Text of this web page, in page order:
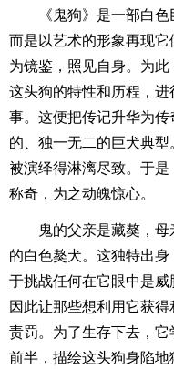
《鬼狗》是一部白
而是以艺术的形象再现
为镜鉴，照见自身。为
这头狗的特性和历程，
事。这便把传记升华为
的、独一无二的巨犬典
被演绎得淋漓尽致。于
称奇，为之动魄惊心。
鬼的父亲是藏獒，
的白色獒犬。这独特出
于挑战任何在它眼中是
因此让那些想利用它获
责罚。为了生存下去，
前半，描绘这头狗身陷